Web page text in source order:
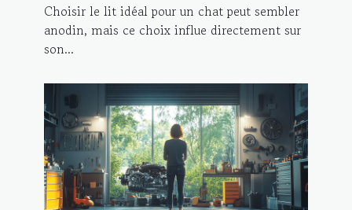
Choisir le lit idéal pour un chat peut sembler
anodin, mais ce choix influe directement sur
son...